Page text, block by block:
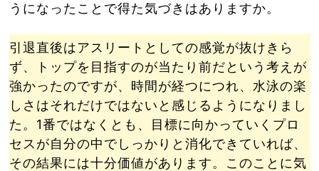
うになったことで得た気づきはありますか。
引退直後はアスリートとしての感覚が抜けきら
ず、トップを目指すのが当たり前だという考えが
強かったのですが、時間が経つにつれ、水泳の楽
しさはそれだけではないと感じるようになりまし
た。1番ではなくとも、目標に向かっていくプロ
セスが自分の中でしっかりと消化できていれば、
その結果には十分価値があります。このことに気